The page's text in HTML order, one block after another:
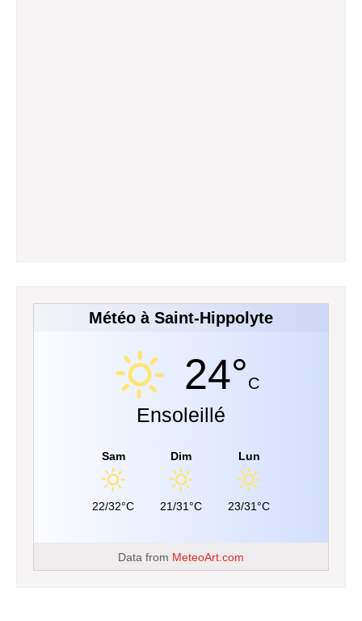
Météo à Saint-Hippolyte
24°C
Ensoleillé
Sam
22/32°C
Dim
21/31°C
Lun
23/31°C
Data from MeteoArt.com